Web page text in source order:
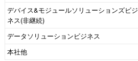
デバイス&モジュールソリューションズビジ
ネス(非継続)
データソリューションビジネス
本社他